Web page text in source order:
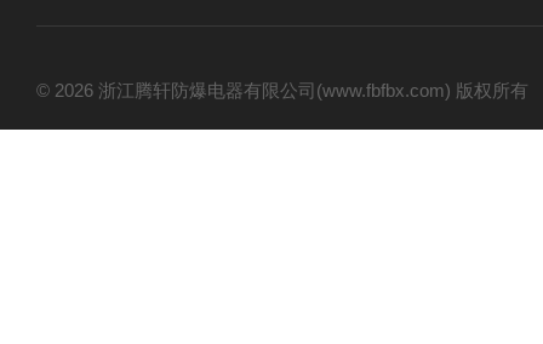
© 2026 浙江腾轩防爆电器有限公司(www.fbfbx.com) 版权所